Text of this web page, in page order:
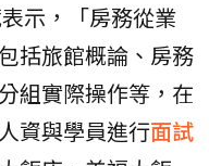
示，「房務從業
括旅館概論、房務
組實際操作等，在
資與學員進行面試